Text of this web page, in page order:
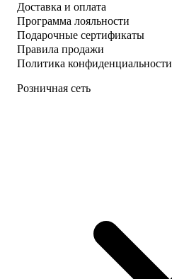
Доставка и оплата
Программа лояльности
Подарочные сертификаты
Правила продажи
Политика конфиденциальности
Розничная сеть